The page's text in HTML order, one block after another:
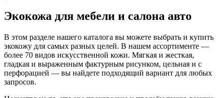
Экокожа для мебели и салона авто
В этом разделе нашего каталога вы можете выбрать и купить
экокожу для самых разных целей. В нашем ассортименте —
более 70 видов искусственной кожи. Мягкая и жесткая,
гладкая и выраженным фактурным рисунком, цельная и с
перфорацией — вы найдете подходящий вариант для любых
запросов.